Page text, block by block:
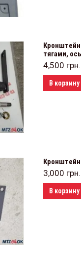
тягами,
4,500 грн.
В корзину
Кронштейн
3,000 грн.
В корзину